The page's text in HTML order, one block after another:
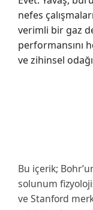
nefes
verimli bir gaz
performansını
ve zihinsel
Bu içerik;
solunum
ve Stanford